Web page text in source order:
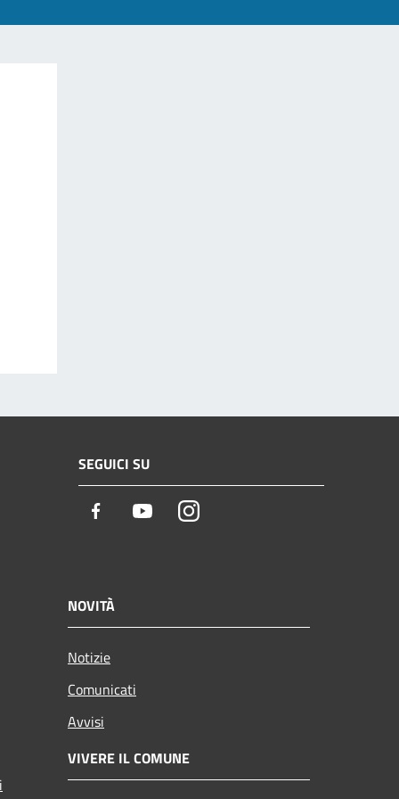
SEGUICI SU
Facebook YoutubeInstagram
NOVITÀ
Notizie
Comunicati
Avvisi
VIVERE IL COMUNE